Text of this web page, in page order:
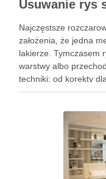
Najczęstsze
założenia, że jedna
lakierze. Tymczasem
warstwy albo
techniki: od korekty
profesjonalną